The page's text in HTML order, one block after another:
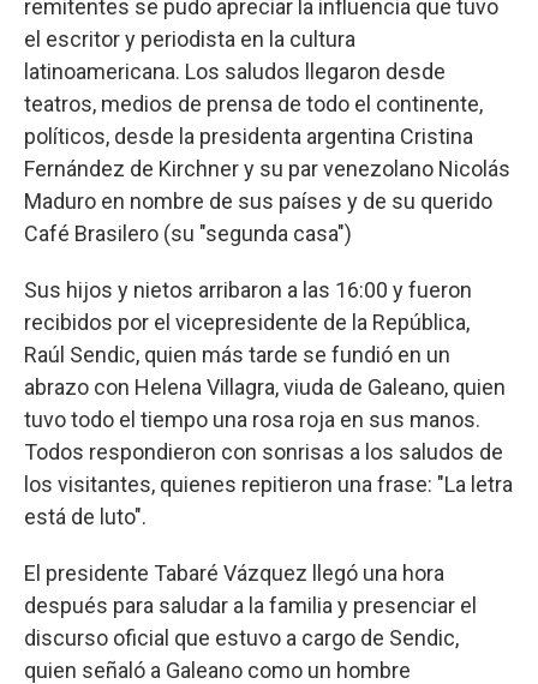
remitentes se pudo apreciar la influencia que tuvo
el escritor y periodista en la cultura
latinoamericana. Los saludos llegaron desde
teatros, medios de prensa de todo el continente,
políticos, desde la presidenta argentina Cristina
Fernández de Kirchner y su par venezolano Nicolás
Maduro en nombre de sus países y de su querido
Café Brasilero (su "segunda casa")
Sus hijos y nietos arribaron a las 16:00 y fueron
recibidos por el vicepresidente de la República,
Raúl Sendic, quien más tarde se fundió en un
abrazo con Helena Villagra, viuda de Galeano, quien
tuvo todo el tiempo una rosa roja en sus manos.
Todos respondieron con sonrisas a los saludos de
los visitantes, quienes repitieron una frase: "La letra
está de luto".
El presidente Tabaré Vázquez llegó una hora
después para saludar a la familia y presenciar el
discurso oficial que estuvo a cargo de Sendic,
quien señaló a Galeano como un hombre